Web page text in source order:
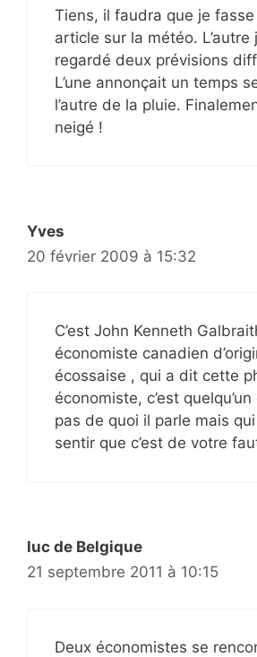
Tiens, il faudra que je
article sur la météo. L’autre
regardé deux prévisions
L’une annonçait un temps
l’autre de la pluie.
neigé !
Yves
20 février 2009 à 15:32
C’est John Kenneth
économiste canadien
écossaise , qui a dit cette
économiste, c’est
pas de quoi il parle mais
sentir que c’est de votre
luc de Belgique
21 septembre 2011 à 10:15
Deux économistes se